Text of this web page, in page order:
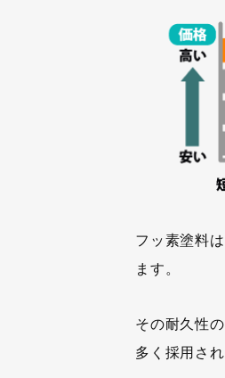
フッ素塗料
ます。
その耐久性
多く採用さ